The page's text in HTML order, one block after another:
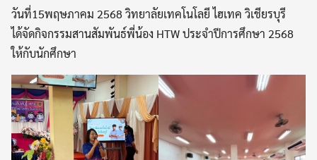
วันที่15พฤษภาคม 2568 วิทยาลัยเทคโนโลยี ไฮเทค วิเชียรบุรี
ได้จัดกิจกรรมสานสัมพันธ์พี่น้อง HTW ประจำปีการศึกษา 2568
ให้กับนักศึกษา